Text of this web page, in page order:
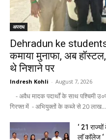
अपराध
Dehradun ke
कमाया मुनाफा, अब
थे निशाने पर
Indresh Kohli - August 7, 2026
- अवैध मादक पदार्थों के साथ पश्चिमी
गिरफ्त में - अभियुक्तों के कब्जे से 20 लाख...
‘ 21
लाॅ काॅलेज ‘